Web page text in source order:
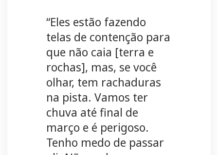
“Eles estão fazendo
telas de contenção para
que não caia [terra e
rochas], mas, se você
olhar, tem rachaduras
na pista. Vamos ter
chuva até final de
março e é perigoso.
Tenho medo de passar